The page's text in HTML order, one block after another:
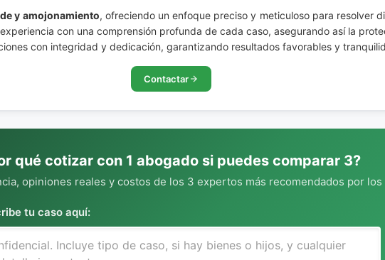
y amojonamiento, ofreciendo un enfoque preciso y meticuloso para resolver
con una comprensión profunda de cada caso, asegurando así la
con integridad y dedicación, garantizando resultados favorables y
Contactar
qué cotizar con 1 abogado si puedes comparar 3?
opiniones reales y costos de los 3 expertos más recomendados por los
tu caso aquí: